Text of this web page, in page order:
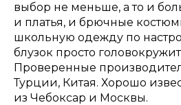
выбор не меньше, а то и
и платья, и брючные
школьную одежду по
блузок просто
Проверенные
Турции, Китая. Хорошо
из Чебоксар и Москвы.